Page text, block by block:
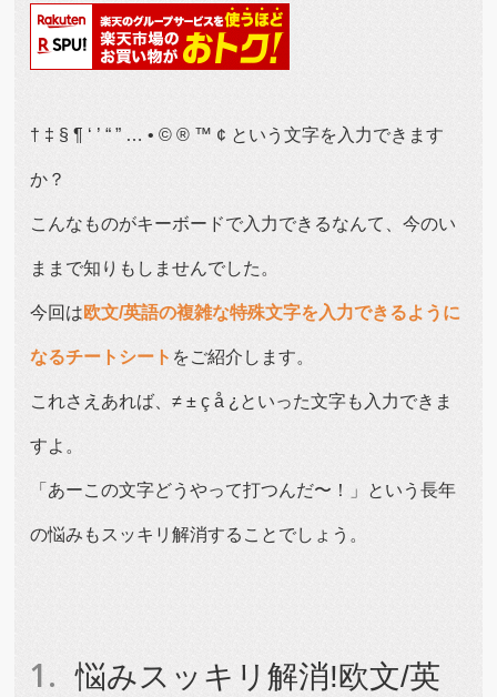
† ‡ § ¶ ‘ ’ “ ” … • © ® ™ ¢ という文字を入力できます
か？
こんなものがキーボードで入力できるなんて、今のい
ままで知りもしませんでした。
今回は欧文/英語の複雑な特殊文字を入力できるように
なるチートシート をご紹介します。
これさえあれば、≠ ± ç å ¿といった文字も入力できま
すよ。
「あーこの文字どうやって打つんだ〜！」という長年
の悩みもスッキリ解消することでしょう。
悩みスッキリ解消!欧文/英